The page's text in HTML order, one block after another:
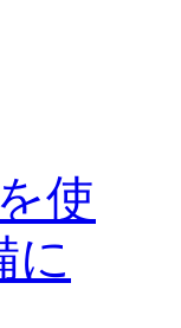
使
に